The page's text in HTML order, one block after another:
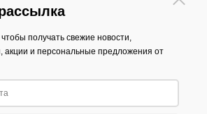
получать свежие новости,
акции и персональные предложения от